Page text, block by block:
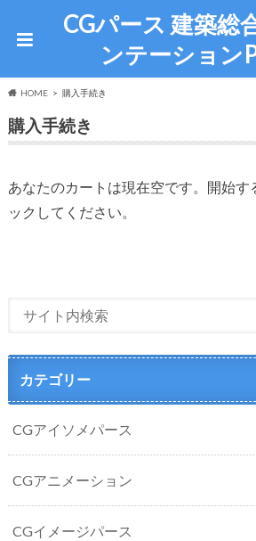
CGパース 建築総
ンテーション
HOME 購入手続き
購入手続き
あなたのカートは現在空です。開始す
ックしてください。
カテゴリー
CGアイソメパース
CGアニメーション
CGイメージパース